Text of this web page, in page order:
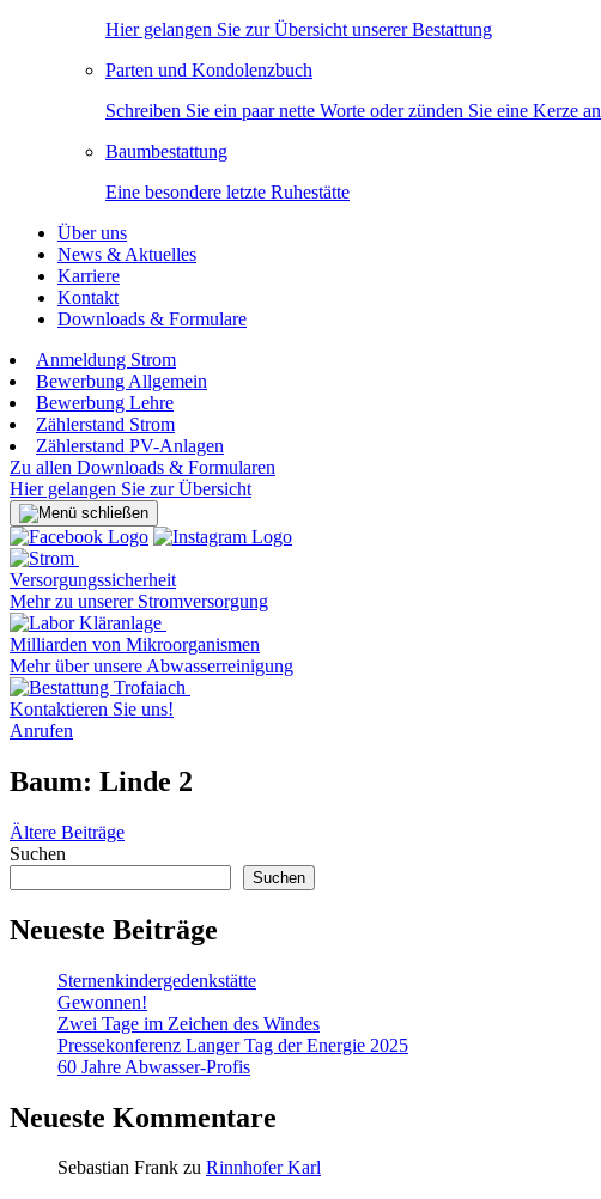
Hier gelangen Sie zur Übersicht unserer Bestattung
Parten und Kondolenzbuch
Schreiben Sie ein paar nette Worte oder zünden Sie eine Kerze an
Baumbestattung
Eine besondere letzte Ruhestätte
Über uns
News & Aktuelles
Karriere
Kontakt
Downloads & Formulare
Anmeldung Strom
Bewerbung Allgemein
Bewerbung Lehre
Zählerstand Strom
Zählerstand PV-Anlagen
Zu allen Downloads & Formularen
Hier gelangen Sie zur Übersicht
Versorgungssicherheit
Mehr zu unserer Stromversorgung
Milliarden von Mikroorganismen
Mehr über unsere Abwasserreinigung
Kontaktieren Sie uns!
Anrufen
Baum: Linde 2
Beitragsnavigation
Ältere Beiträge
Suchen
Suchen
Neueste Beiträge
Sternenkindergedenkstätte
Gewonnen!
Zwei Tage im Zeichen des Windes
Pressekonferenz Langer Tag der Energie 2025
60 Jahre Abwasser-Profis
Neueste Kommentare
Sebastian Frank zu Rinnhofer Karl